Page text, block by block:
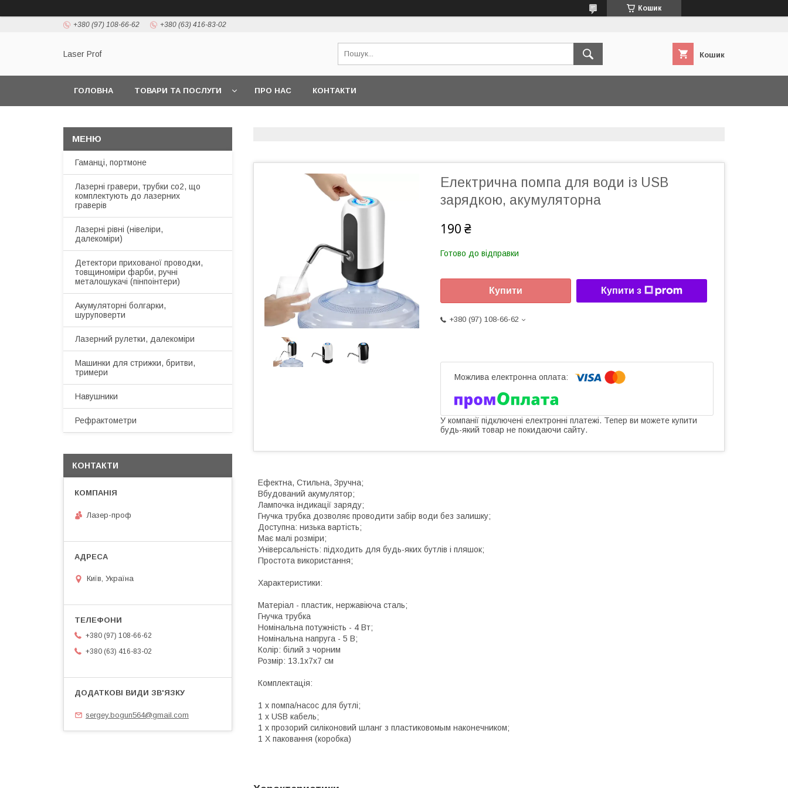
Кошик
+380 (97) 108-66-62 +380 (63) 416-83-02
Laser Prof Кошик
ГОЛОВНА ТОВАРИ ТА ПОСЛУГИ ПРО НАС КОНТАКТИ
Електрична помпа для води із USB
зарядкою, акумуляторна
190 ₴
Готово до відправки
Купити Купити з
+380 (97) 108-66-62
У компанії підключені електронні платежі. Тепер ви можете купити
будь-який товар не покидаючи сайту.
Ефектна, Стильна, Зручна;
Вбудований акумулятор;
Лампочка індикації заряду;
Гнучка трубка дозволяє проводити забір води без залишку;
Доступна: низька вартість;
Має малі розміри;
Універсальність: підходить для будь-яких бутлів і пляшок;
Простота використання;
Характеристики:
Матеріал - пластик, нержавіюча сталь;
Гнучка трубка
Номінальна потужність - 4 Вт;
Номінальна напруга - 5 В;
Колір: білий з чорним
Розмір: 13.1х7х7 см
Комплектація:
1 х помпа/насос для бутлі;
1 х USB кабель;
1 х прозорий силіконовий шланг з пластиковомым наконечником;
1 X паковання (коробка)
Гаманці, портмоне
Лазерні гравери, трубки co2, що
комплектують до лазерних
граверів
Лазерні рівні (нівеліри,
далекоміри)
Детектори прихованої проводки,
товщиноміри фарби, ручні
металошукачі (пінпоінтери)
Акумуляторні болгарки,
шуруповерти
Лазерний рулетки, далекоміри
Машинки для стрижки, бритви,
тримери
Навушники
Рефрактометри
КОНТАКТИ
Лазер-проф
Київ, Україна
+380 (97) 108-66-62
+380 (63) 416-83-02
sergey.bogun564@gmail.com